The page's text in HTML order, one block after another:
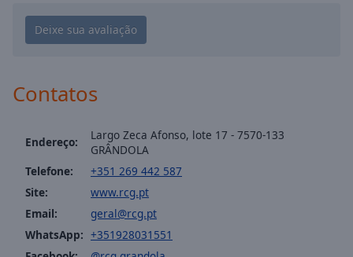
descriptions
Subtitles
settings
opens
subtitles
settings
dialog
subtitles
Contatos
Endereço:
Largo Zeca Afonso, lote 17 - 7570-133
GRÂNDOLA
Telefone:
+351 269 442 587
Site:
www.rcg.pt
Email:
geral@rcg.pt
WhatsApp: +351928031551